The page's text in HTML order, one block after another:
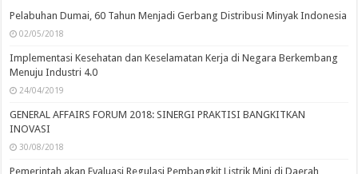
Pelabuhan Dumai, 60 Tahun Menjadi Gerbang Distribusi Minyak Indonesia
02/05/2018
Implementasi Kesehatan dan Keselamatan Kerja di Negara Berkembang
Menuju Industri 4.0
24/04/2019
GENERAL AFFAIRS FORUM 2018: SINERGI PRAKTISI BANGKITKAN
INOVASI
30/08/2018
Pemerintah akan Evaluasi Regulasi Pembangkit Listrik Mini di Daerah